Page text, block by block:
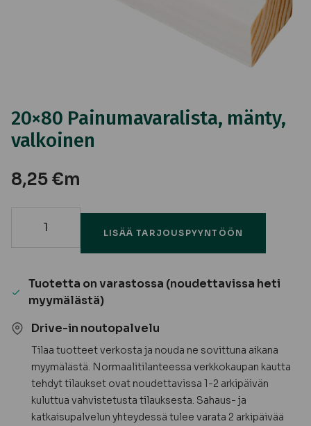
20×80 Painumavaralista, mänty,
valkoinen
8,25 €m
20x80
Painumavaralista,
valkoinen
määrä
LISÄÄ TARJOUSPYYNTÖÖN
Tuotetta on varastossa (noudettavissa heti
myymälästä)
Drive-in noutopalvelu
Tilaa tuotteet verkosta ja nouda ne sovittuna aikana
myymälästä. Normaalitilanteessa verkkokaupan kautta
tehdyt tilaukset ovat noudettavissa 1-2 arkipäivän
kuluttua vahvistetusta tilauksesta. Sahaus- ja
katkaisupalvelun yhteydessä tulee varata 2 arkipäivää